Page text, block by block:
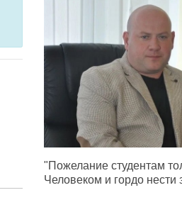
"Пожелание студентам
Человеком и гордо нести